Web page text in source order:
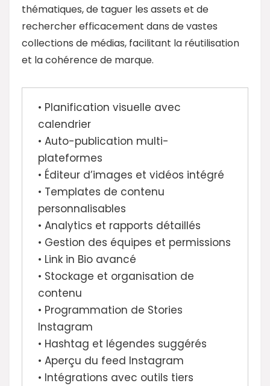
thématiques, de taguer les assets et de
rechercher efficacement dans de vastes
collections de médias, facilitant la réutilisation
et la cohérence de marque.
• Planification visuelle avec
calendrier
• Auto-publication multi-
plateformes
• Éditeur d’images et vidéos intégré
• Templates de contenu
personnalisables
• Analytics et rapports détaillés
• Gestion des équipes et permissions
• Link in Bio avancé
• Stockage et organisation de
contenu
• Programmation de Stories
Instagram
• Hashtag et légendes suggérés
• Aperçu du feed Instagram
• Intégrations avec outils tiers